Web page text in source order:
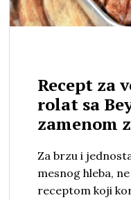
Recept za
rolat sa
zamenom
Za brzu i
mesnog hleba,
receptom koji